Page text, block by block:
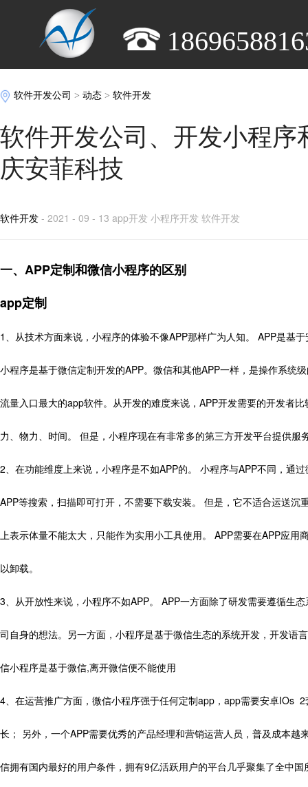
软件开发公司 >动态 >软件开发
软件开发公司、开发小程序
庆安菲科技
软件开发 - 2021 - 09 - 13 app开发 小程序开发 软件开发
一、APP定制和微信小程序的区别
app定制
1、从技术方面来说，小程序的体验不像APP那样广为人知。 APP是基
小程序是基于微信定制开发的APP。微信和其他APP一样，是操作系统
流量入口最大的app软件。从开发的难度来说，APP开发需要的开发者
力、物力、时间。 但是，小程序现在有非常多的第三方开发平台提供服
2、在功能维度上来说，小程序是不如APP的。 小程序与APP不同，通
APP等搜索，扫描即可打开，不需要下载安装。 但是，它不适合运送沉
上表示体量不能太大，只能作为实用小工具使用。 APP需要在APP应用
以卸载。
3、从开放性来说，小程序不如APP。 APP一方面除了研发需要遵循生
司自身的想法。另一方面，小程序是基于微信生态的系统开发，开发
信小程序是基于微信,离开微信便不能使用
4、在运营推广方面，微信小程序强于任何定制app，app需要安卓IOs
长； 另外，一个APP需要优秀的产品经理和营销运营人员，普及成本越
信拥有国内最好的用户条件，拥有9亿活跃用户的平台几乎聚集了全中